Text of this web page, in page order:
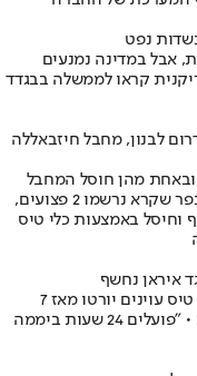
נפט
אבל במדינה נמנעים
קראו לממשלה בבגדד
לבנון, מחבל חיזבאללה
ובאחת מהן חוסל המחבל
הית'ם מוסטפא • בתקיפה אחרת על מבנה בכפר שקרא נרשמו 2 פצועים,
באמצעות כלי טיס
איראן נחשף
מפקדי הבקרה האווירית מציינים כי אלפי כלי טיס עוינים יורטו מאז 7
באוקטובר באמצעות שכבות הגנה מתקדמות • "פועלים 24 שעות ביממה